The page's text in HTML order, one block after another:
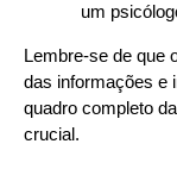
um
Lembre-se de que
das informações e
quadro completo
crucial.